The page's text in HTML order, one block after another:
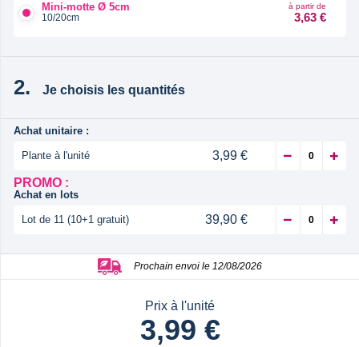
Mini-motte Ø 5cm
10/20cm
à partir de
3,63 €
Je choisis les quantités
Achat unitaire :
Plante à l'unité
3,99 €
PROMO :
Achat en lots
Lot de 11 (10+1 gratuit) 39,90 €
Prochain envoi le 12/08/2026
Prix à l'unité
3,99 €